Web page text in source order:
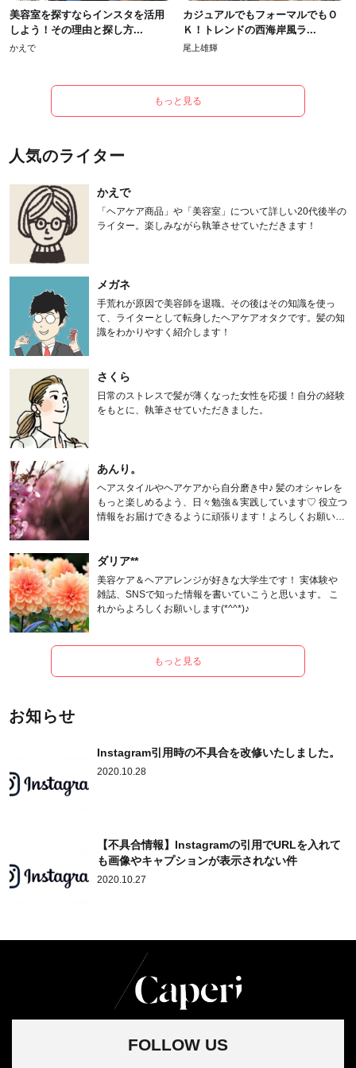
美容室を探すならインスタを活用
しよう！その理由と探し方...
かえで
カジュアルでもフォーマルでもＯ
Ｋ！トレンドの西海岸風ラ...
尾上雄輝
もっと見る
人気のライター
かえで
「ヘアケア商品」や「美容室」について詳しい20代後半の
ライター。楽しみながら執筆させていただきます！
メガネ
手荒れが原因で美容師を退職。その後はその知識を使っ
て、ライターとして転身したヘアケアオタクです。髪の知
識をわかりやすく紹介します！
さくら
日常のストレスで髪が薄くなった女性を応援！自分の経験
をもとに、執筆させていただきました。
あんり。
ヘアスタイルやヘアケアから自分磨き中♪ 髪のオシャレを
もっと楽しめるよう、日々勉強＆実践しています♡ 役立つ
情報をお届けできるように頑張ります！よろしくお願いし
ダリア**
美容ケア＆ヘアアレンジが好きな大学生です！ 実体験や
雑誌、SNSで知った情報を書いていこうと思います。 こ
れからよろしくお願いします(*^^*)♪
もっと見る
お知らせ
Instagram引用時の不具合を改修いたしました。
2020.10.28
【不具合情報】Instagramの引用でURLを入れて
も画像やキャプションが表示されない件
2020.10.27
FOLLOW US